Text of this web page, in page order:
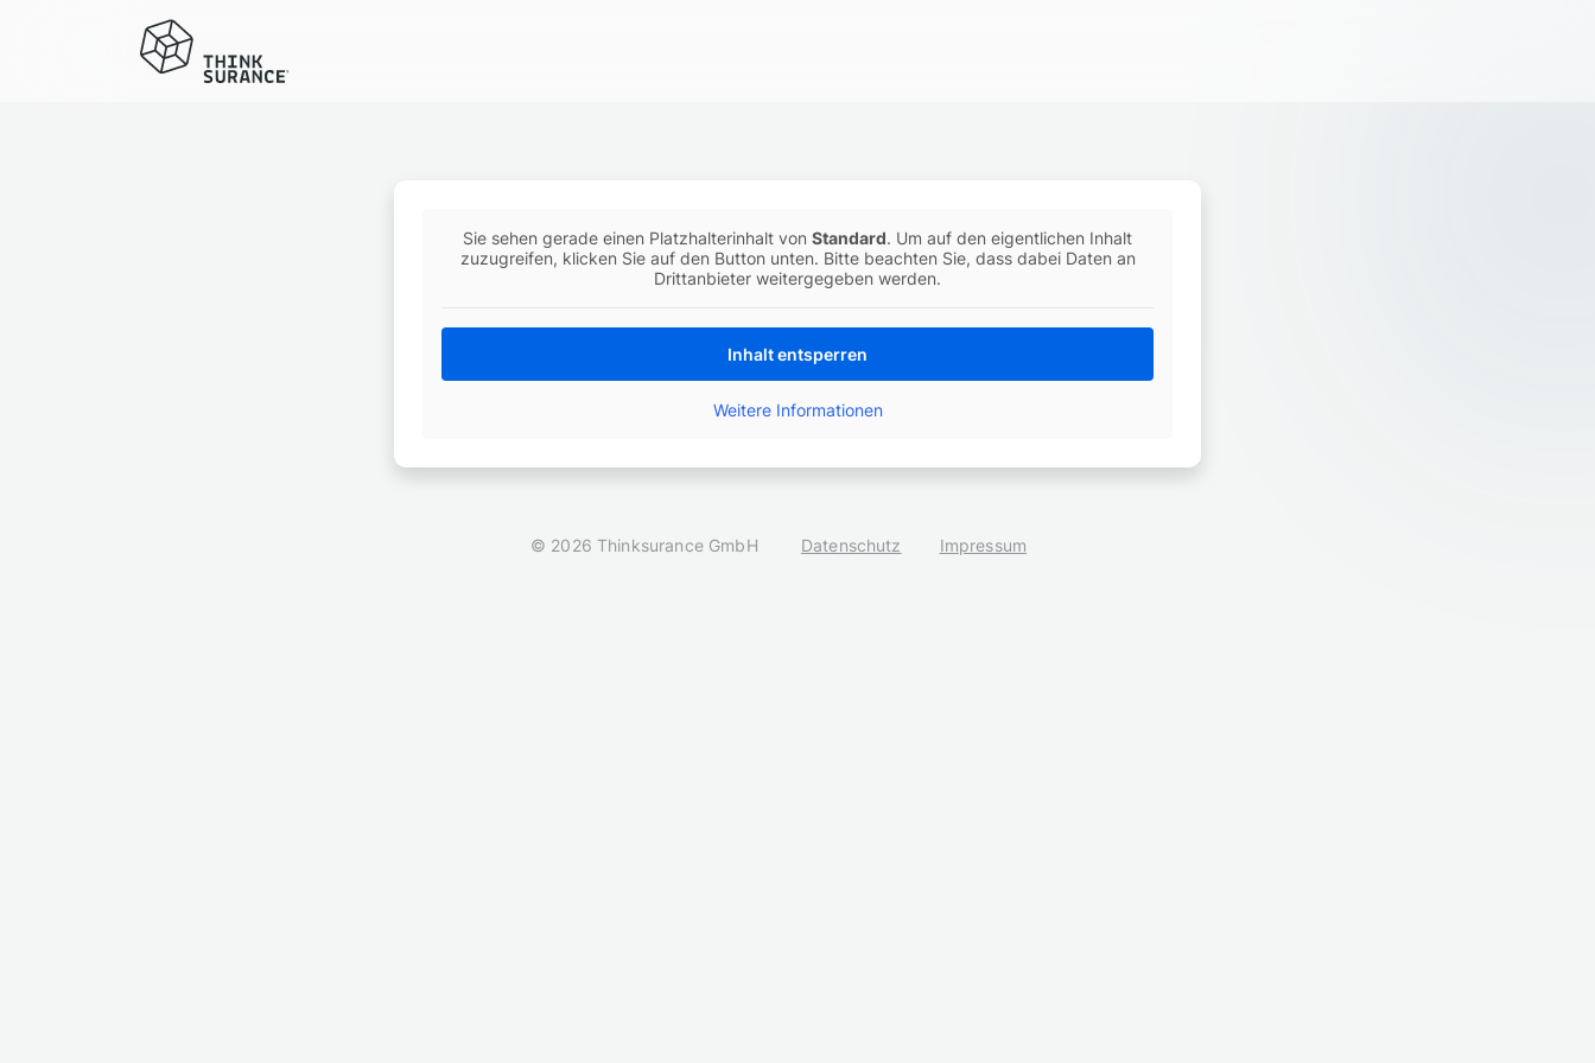
Sie sehen gerade einen Platzhalterinhalt von Standard. Um auf den eigentlichen Inhalt
zuzugreifen, klicken Sie auf den Button unten. Bitte beachten Sie, dass dabei Daten an
Drittanbieter weitergegeben werden.
Inhalt entsperren
Weitere Informationen
© 2026 Thinksurance GmbH Datenschutz Impressum